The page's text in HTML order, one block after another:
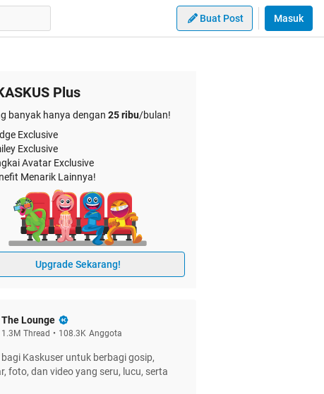
Buat Post Masuk
Plus
banyak hanya dengan 25 ribu/bulan!
Exclusive
Exclusive
Avatar Exclusive
Menarik Lainnya!
Upgrade Sekarang!
The Lounge
1.3M Thread • 108.3K Anggota
Kaskuser untuk berbagi gosip,
foto, dan video yang seru, lucu, serta